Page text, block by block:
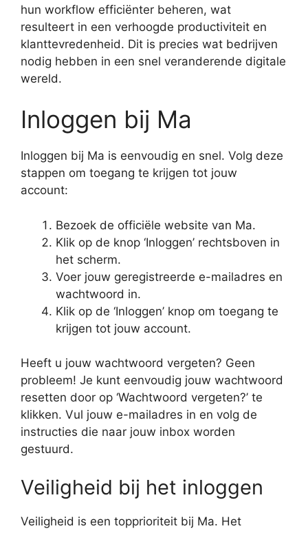
hun workflow efficiënter beheren, wat
resulteert in een verhoogde productiviteit en
klanttevredenheid. Dit is precies wat bedrijven
nodig hebben in een snel veranderende digitale
wereld.
Inloggen bij Ma
Inloggen bij Ma is eenvoudig en snel. Volg deze
stappen om toegang te krijgen tot jouw
account:
Bezoek de officiële website van Ma.
Klik op de knop ‘Inloggen’ rechtsboven in
het scherm.
Voer jouw geregistreerde e-mailadres en
wachtwoord in.
Klik op de ‘Inloggen’ knop om toegang te
krijgen tot jouw account.
Heeft u jouw wachtwoord vergeten? Geen
probleem! Je kunt eenvoudig jouw wachtwoord
resetten door op ‘Wachtwoord vergeten?’ te
klikken. Vul jouw e-mailadres in en volg de
instructies die naar jouw inbox worden
gestuurd.
Veiligheid bij het inloggen
Veiligheid is een topprioriteit bij Ma. Het